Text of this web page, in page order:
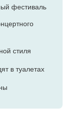
фестиваль
стиля
в туалетах